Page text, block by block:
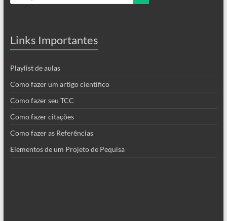
Links Importantes
Playlist de aulas
Como fazer um artigo científico
Como fazer seu TCC
Como fazer citações
Como fazer as Referências
Elementos de um Projeto de Pequisa